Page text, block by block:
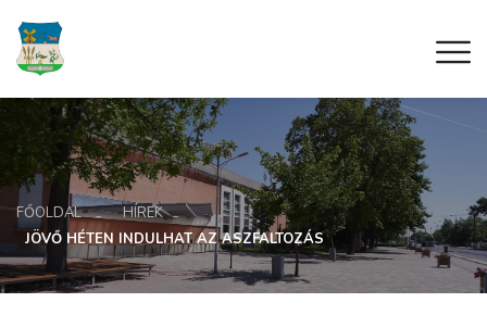
FŐOLDAL
HÍREK
JÖVŐ HÉTEN INDULHAT AZ ASZFALTOZÁS